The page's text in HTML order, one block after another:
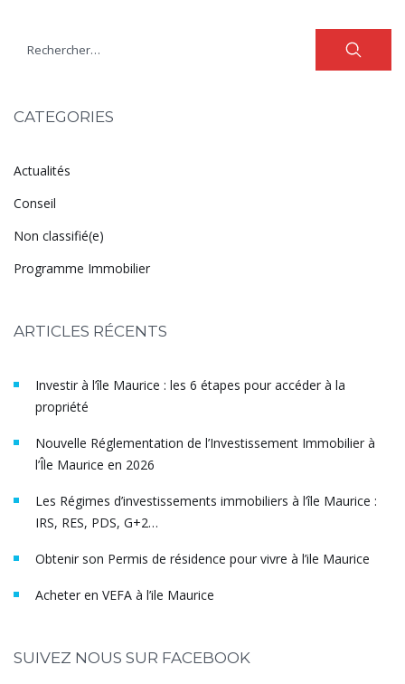
CATEGORIES
Actualités
Conseil
Non classifié(e)
Programme Immobilier
ARTICLES RÉCENTS
Investir à l’île Maurice : les 6 étapes pour accéder à la
propriété
Nouvelle Réglementation de l’Investissement Immobilier à
l’Île Maurice en 2026
Les Régimes d’investissements immobiliers à l’île Maurice :
IRS, RES, PDS, G+2…
Obtenir son Permis de résidence pour vivre à l’ile Maurice
Acheter en VEFA à l’ile Maurice
SUIVEZ NOUS SUR FACEBOOK